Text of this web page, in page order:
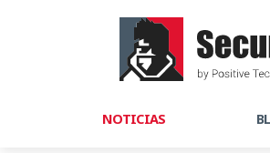
NOTICIAS